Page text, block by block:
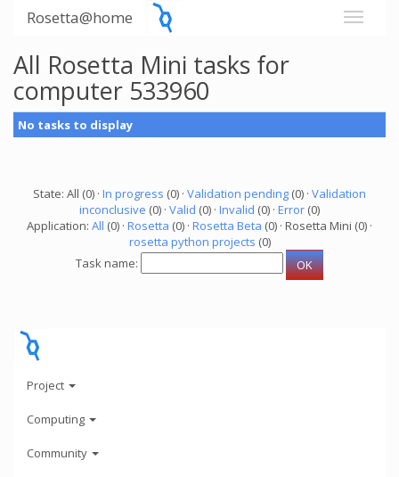
Rosetta@home
All Rosetta Mini tasks for
computer 533960
No tasks to display
State: All (0) · In progress (0) · Validation pending (0) · Validation
inconclusive (0) · Valid (0) · Invalid (0) · Error (0)
Application: All (0) · Rosetta (0) · Rosetta Beta (0) · Rosetta Mini (0) ·
rosetta python projects (0)
Task name:
Project
Computing
Community